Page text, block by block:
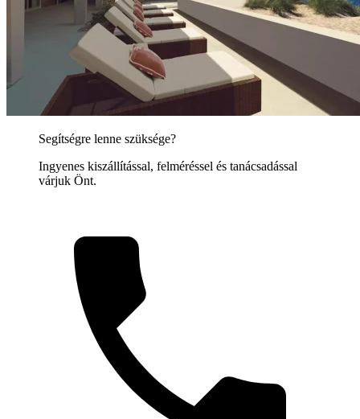
Segítségre lenne szüksége?
Ingyenes kiszállítással, felméréssel és tanácsadással
várjuk Önt.